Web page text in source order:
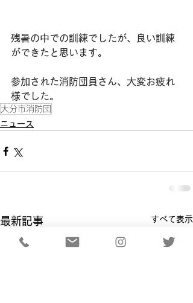
残暑の中での訓練でしたが、良い訓練
ができたと思います。
参加された消防団員さん、大変お疲れ
様でした。
大分市消防団
ニュース
最新記事 すべて表示